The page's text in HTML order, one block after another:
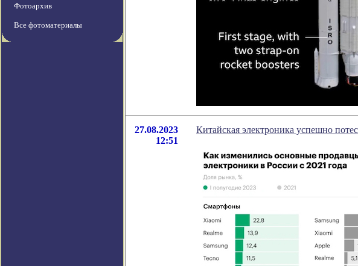
Фотоархив
Все фотоматериалы
27.08.2023
12:51
Китайская электроника успешно